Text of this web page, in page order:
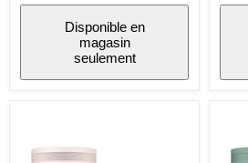
Disponible en
magasin
seulement